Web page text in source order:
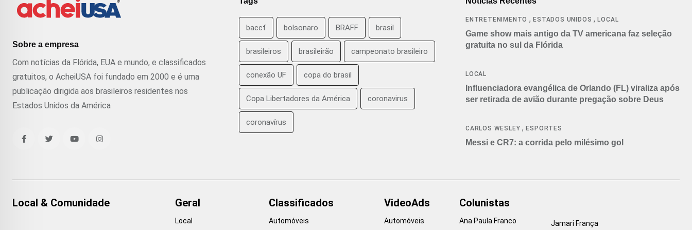
Sobre a empresa
Com notícias da Flórida, EUA e mundo, e classificados
gratuitos, o AcheiUSA foi fundado em 2000 e é uma
publicação dirigida aos brasileiros residentes nos
Estados Unidos da América
baccf bolsonaro BRAFF brasil
brasileiros brasileirão campeonato brasileiro
conexão UF copa do brasil
Copa Libertadores da América coronavirus
coronavírus
ENTRETENIMENTO ,ESTADOS UNIDOS ,LOCAL
Game show mais antigo da TV americana faz seleção
gratuita no sul da Flórida
LOCAL
Influenciadora evangélica de Orlando (FL) viraliza após
ser retirada de avião durante pregação sobre Deus
CARLOS WESLEY ,ESPORTES
Messi e CR7: a corrida pelo milésimo gol
Local & Comunidade Geral
Local
Classificados
Automóveis
VideoAds
Automóveis
Colunistas
Ana Paula Franco Jamari França